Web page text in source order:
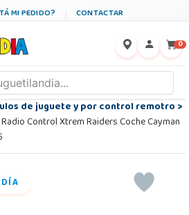
MI PEDIDO? CONTACTAR
0
de juguete y por control remotro>
Radio Control Xtrem Raiders Coche Cayman